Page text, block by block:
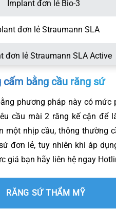
Implant đơn lẻ Bio-3
đơn lẻ Straumann SLA
đơn lẻ Straumann SLA Active
cấm bằng cầu răng sứ
phương pháp này có mức
cầu mài 2 răng kế cận để
một nhịp cầu, thông thường
đơn lẻ, tuy nhiên khi áp
giá bạn hãy liên hệ ngay
RĂNG SỨ THẨM MỸ